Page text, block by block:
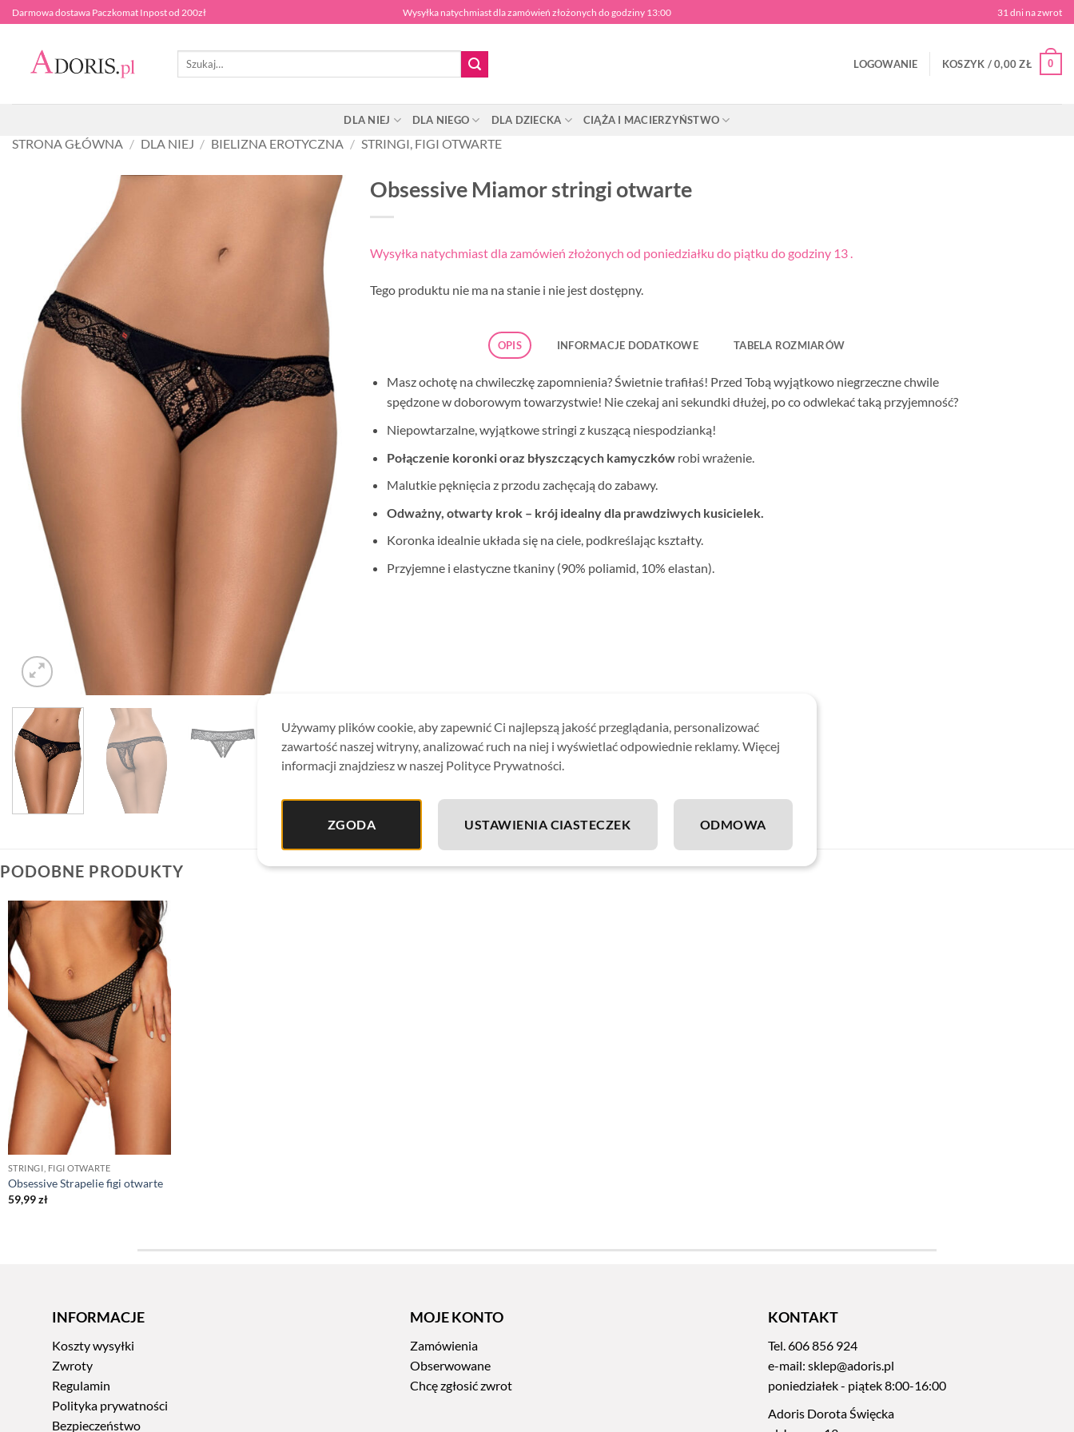
Przewiń
do
zawartości
Darmowa dostawa Paczkomat Inpost od 200zł Wysyłka natychmiast dla zamówień złożonych do godziny 13:00 31 dni na zwrot
Szukaj:
LOGOWANIE KOSZYK /0,00ZŁ 0
DLA NIEJ DLA NIEGO DLA DZIECKA CIĄŻA I MACIERZYŃSTWO
STRONA GŁÓWNA / DLA NIEJ / BIELIZNA EROTYCZNA / STRINGI, FIGI OTWARTE
Obsessive Miamor stringi otwarte
Wysyłka natychmiast dla zamówień złożonych od poniedziałku do piątku do godziny 13 .
Tego produktu nie ma na stanie i nie jest dostępny.
OPIS INFORMACJE DODATKOWE TABELA ROZMIARÓW
Masz ochotę na chwileczkę zapomnienia? Świetnie trafiłaś! Przed Tobą wyjątkowo niegrzeczne chwile
spędzone w doborowym towarzystwie! Nie czekaj ani sekundki dłużej, po co odwlekać taką przyjemność?
Niepowtarzalne, wyjątkowe stringi z kuszącą niespodzianką!
Połączenie koronki oraz błyszczących kamyczkówrobi wrażenie.
Malutkie pęknięcia z przodu zachęcają do zabawy.
Odważny, otwarty krok – krój idealny dla prawdziwych kusicielek.
Koronka idealnie układa się na ciele, podkreślając kształty.
Przyjemne i elastyczne tkaniny (90% poliamid, 10% elastan).
PODOBNE PRODUKTY
STRINGI, FIGI OTWARTE
Obsessive Strapelie figi otwarte
59,99zł
INFORMACJE
Koszty wysyłki
Zwroty
Regulamin
Polityka prywatności
Bezpieczeństwo
MOJE KONTO
Zamówienia
Obserwowane
Chcę zgłosić zwrot
KONTAKT
Tel.606 856 924
e-mail: sklep@adoris.pl
poniedziałek - piątek 8:00-16:00
Adoris Dorota Święcka
Używamy plików cookie, aby zapewnić Ci najlepszą jakość przeglądania, personalizować
zawartość naszej witryny, analizować ruch na niej i wyświetlać odpowiednie reklamy. Więcej
informacji znajdziesz w naszej Polityce Prywatności.
ZGODA USTAWIENIA CIASTECZEK ODMOWA